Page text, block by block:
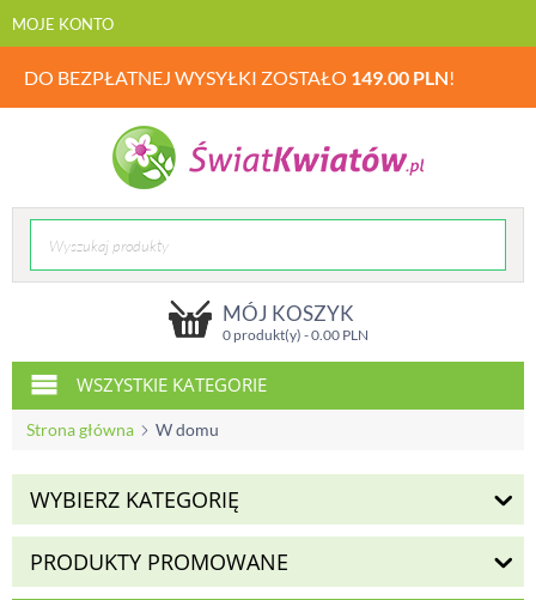
MOJE KONTO
DO BEZPŁATNEJ WYSYŁKI ZOSTAŁO 149.00 PLN!
MÓJ KOSZYK
0 produkt(y) -0.00PLN
WSZYSTKIE KATEGORIE
Strona główna W domu
WYBIERZ KATEGORIĘ
PRODUKTY PROMOWANE